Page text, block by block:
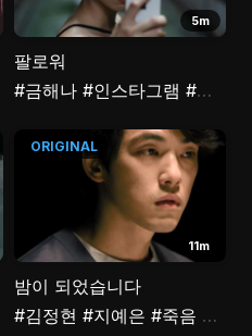
려동물 #김재화 #옥씨부인전
5m
팔로워
#금해나 #인스타그램 #인플루언서
#영화 #분열 #채원빈 #이토록
11m
ORIGINAL
밤이 되었습니다
#김정현 #지예은 #죽음 #마피